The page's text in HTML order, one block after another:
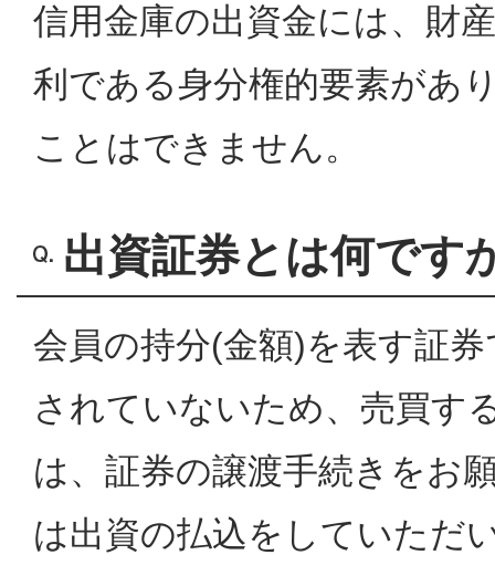
信用金庫の出資金には、財
利である身分権的要素があ
ことはできません。
出資証券とは何です
会員の持分(金額)を表す証
されていないため、売買す
は、証券の譲渡手続きをお
は出資の払込をしていただ